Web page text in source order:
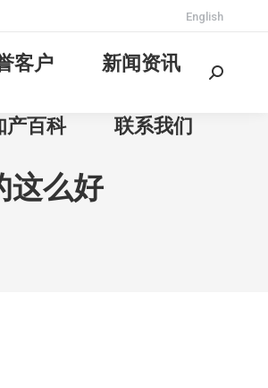
English
客户 新闻资讯
产百科 联系我们
Search:
这么好